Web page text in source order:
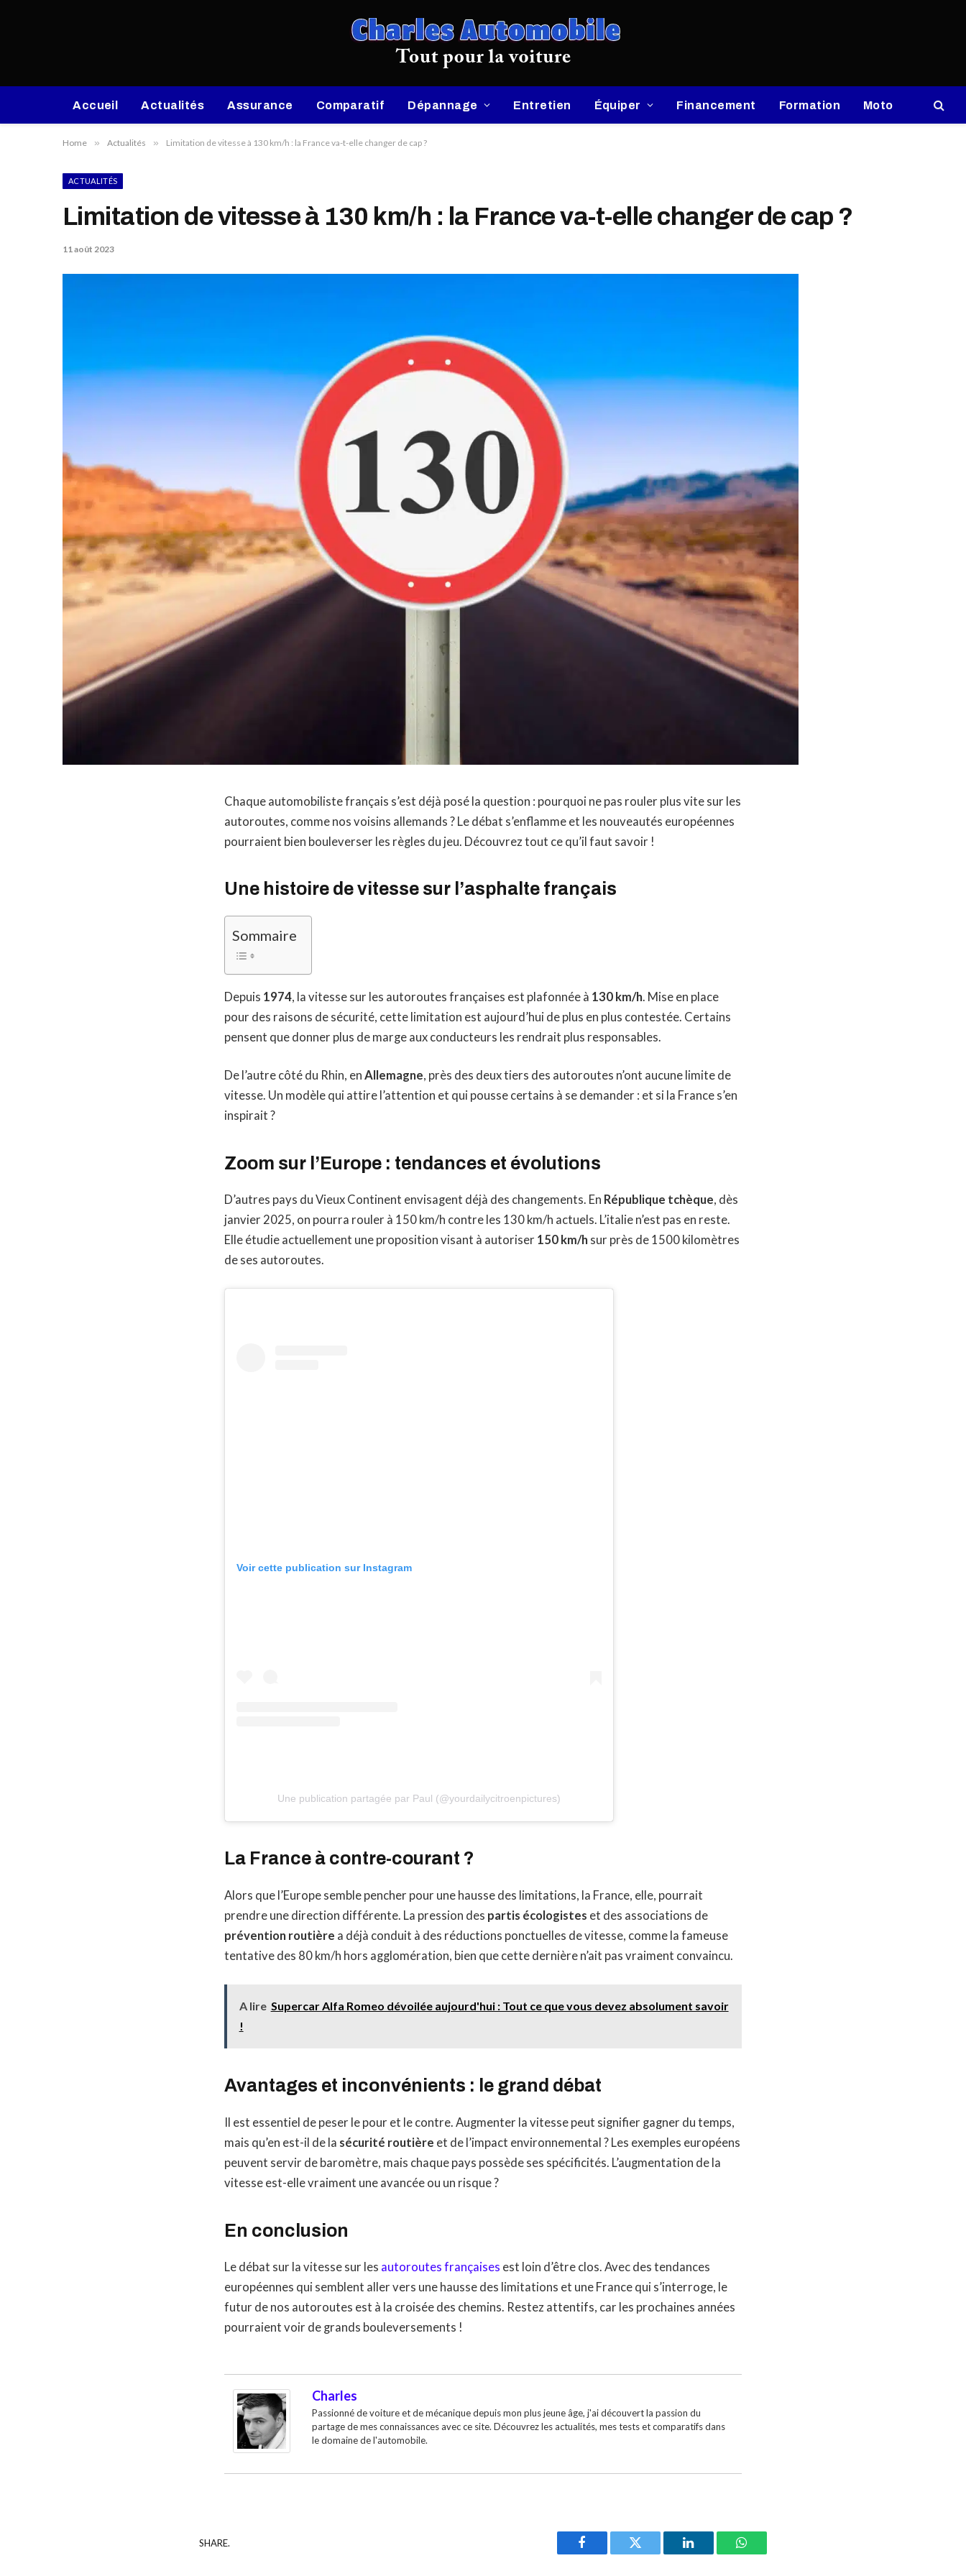
Accueil Actualités Assurance Comparatif Dépannage Entretien Équiper Financement Formation Moto
Home » Actualités » Limitation de vitesse à 130 km/h : la France va-t-elle changer de cap ?
ACTUALITÉS
Limitation de vitesse à 130 km/h : la France va-t-elle changer de cap ?
11 août 2023
Chaque automobiliste français s’est déjà posé la question : pourquoi ne pas rouler plus vite sur les
autoroutes, comme nos voisins allemands ? Le débat s’enflamme et les nouveautés européennes
pourraient bien bouleverser les règles du jeu. Découvrez tout ce qu’il faut savoir !
Une histoire de vitesse sur l’asphalte français
Sommaire
Depuis 1974, la vitesse sur les autoroutes françaises est plafonnée à 130 km/h. Mise en place
pour des raisons de sécurité, cette limitation est aujourd’hui de plus en plus contestée. Certains
pensent que donner plus de marge aux conducteurs les rendrait plus responsables.
De l’autre côté du Rhin, en Allemagne, près des deux tiers des autoroutes n’ont aucune limite de
vitesse. Un modèle qui attire l’attention et qui pousse certains à se demander : et si la France s’en
inspirait ?
Zoom sur l’Europe : tendances et évolutions
D’autres pays du Vieux Continent envisagent déjà des changements. En République tchèque, dès
janvier 2025, on pourra rouler à 150 km/h contre les 130 km/h actuels. L’italie n’est pas en reste.
Elle étudie actuellement une proposition visant à autoriser 150 km/h sur près de 1500 kilomètres
de ses autoroutes.
Voir cette publication sur Instagram
Une publication partagée par Paul (@yourdailycitroenpictures)
La France à contre-courant ?
Alors que l’Europe semble pencher pour une hausse des limitations, la France, elle, pourrait
prendre une direction différente. La pression des partis écologistes et des associations de
prévention routière a déjà conduit à des réductions ponctuelles de vitesse, comme la fameuse
tentative des 80 km/h hors agglomération, bien que cette dernière n’ait pas vraiment convaincu.
A lire Supercar Alfa Romeo dévoilée aujourd'hui : Tout ce que vous devez absolument savoir
!
Avantages et inconvénients : le grand débat
Il est essentiel de peser le pour et le contre. Augmenter la vitesse peut signifier gagner du temps,
mais qu’en est-il de la sécurité routière et de l’impact environnemental ? Les exemples européens
peuvent servir de baromètre, mais chaque pays possède ses spécificités. L’augmentation de la
vitesse est-elle vraiment une avancée ou un risque ?
En conclusion
Le débat sur la vitesse sur les autoroutes françaises est loin d’être clos. Avec des tendances
européennes qui semblent aller vers une hausse des limitations et une France qui s’interroge, le
futur de nos autoroutes est à la croisée des chemins. Restez attentifs, car les prochaines années
pourraient voir de grands bouleversements !
Charles
Passionné de voiture et de mécanique depuis mon plus jeune âge, j'ai découvert la passion du
partage de mes connaissances avec ce site. Découvrez les actualités, mes tests et comparatifs dans
le domaine de l'automobile.
SHARE.
Facebook Twitter LinkedIn WhatsApp